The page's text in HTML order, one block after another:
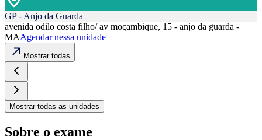
GP - Anjo da Guarda
avenida odilo costa filho/ av moçambique, 15 - anjo da guarda -
MAAgendar nessa unidade
Mostrar todas
Mostrar todas as unidades
Sobre o exame